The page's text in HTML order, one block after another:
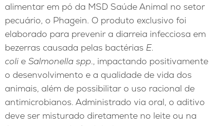
alimentar em pó da MSD Saúde Animal no setor
pecuário, o Phagein. O produto exclusivo foi
elaborado para prevenir a diarreia infecciosa em
bezerras causada pelas bactérias E.
coli e Salmonella spp., impactando positivamente
o desenvolvimento e a qualidade de vida dos
animais, além de possibilitar o uso racional de
antimicrobianos. Administrado via oral, o aditivo
deve ser misturado diretamente no leite ou na